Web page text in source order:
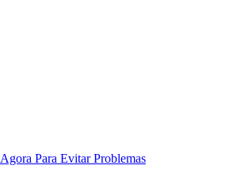
Para Evitar Problemas